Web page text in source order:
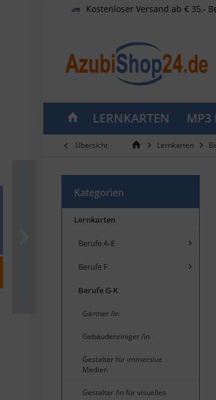
Kostenloser Versand ab € 35,-
LERNKARTEN MP3
Übersicht Lernkarten
Kategorien
Lernkarten
Berufe A-E
Berufe F
Berufe G-K
Gärtner /in
Gebäudereiniger /in
Gestalter für immersive
Medien
Gestalter /in für visuelles